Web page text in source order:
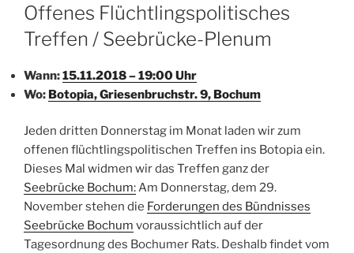
Offenes Flüchtlingspolitisches
Treffen / Seebrücke-Plenum
Wann:15.11.2018 – 19:00 Uhr
Wo: Botopia, Griesenbruchstr. 9, Bochum
Jeden dritten Donnerstag im Monat laden wir zum
offenen flüchtlingspolitischen Treffen ins Botopia ein.
Dieses Mal widmen wir das Treffen ganz der
Seebrücke Bochum:Am Donnerstag, dem 29.
November stehen die Forderungen des Bündnisses
Seebrücke Bochum voraussichtlich auf der
Tagesordnung des Bochumer Rats. Deshalb findet vom